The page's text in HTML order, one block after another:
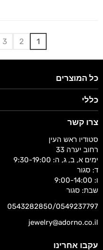
1
2
3
כל המוצרים
כללי
צרו קשר
סטודיו ראש העין
רחוב יערה 33
ימים א, ב, ג, ה: 9:30-19:00
ד: סגור
ו: 9:00-14:00
שבת: סגור
0543282850/0549237797
jewelry@adorno.co.il
עקבו אחרינו